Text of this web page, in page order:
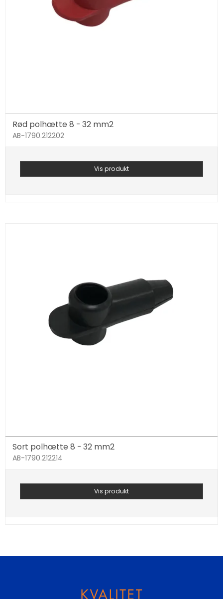
Rød polhætte 8 - 32 mm2
AB-1790.212202
Vis produkt
Sort polhætte 8 - 32 mm2
AB-1790.212214
Vis produkt